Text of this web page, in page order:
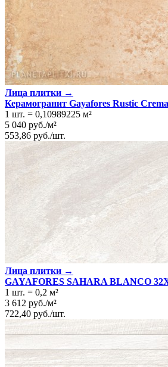
Лица плитки →
Керамогранит Gayafores Rustic
1 шт. = 0,10989225 м²
5 040 руб./м²
553,86 руб./шт.
Лица плитки →
GAYAFORES SAHARA BLANCO
1 шт. = 0,2 м²
3 612 руб./м²
722,40 руб./шт.